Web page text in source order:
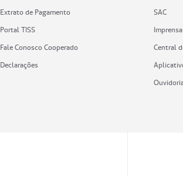
Extrato de Pagamento
Portal TISS
Fale Conosco Cooperado
Declarações
SAC
Imprensa
Central